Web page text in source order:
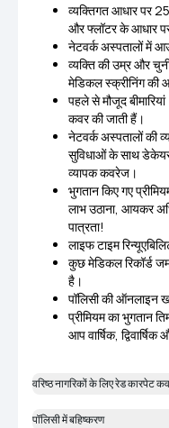
व्‍यक्तिगत आधार पर
और फ्लॉटर के आधार
नेटवर्क अस्पतालों में
व्यक्ति की उम्र और
मेडिकल स्क्रीनिंग की
पहले से मौजूद
कवर की जाती हैं।
नेटवर्क अस्‍पतालों की
सुविधाओं के साथ
व्‍यापक कवरेज।
भुगतान किए गए
लाभ उठाना, आयकर
पात्रता!
लाइफ टाइम
कुछ मेडिकल रिकॉर्ड
है।
पॉलिसी की ऑनलाइन
प्रीमियम का भुगतान
आप वार्षिक,
वरिष्ठ नागरिकों के लिए रेड कारपेट
पॉलिसी में बहिष्करण